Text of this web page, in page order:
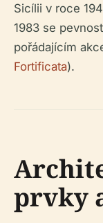
Sicílii v roce
1983 se
pořádajícím
Fortificata).
prvky